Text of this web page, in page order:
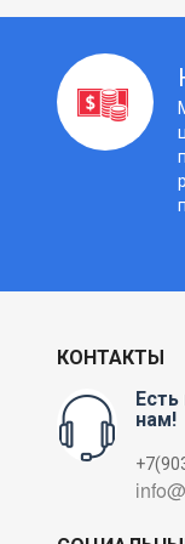
КОНТАКТЫ
нам!